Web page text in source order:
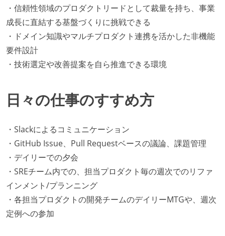
・信頼性領域のプロダクトリードとして裁量を持ち、事業
成長に直結する基盤づくりに挑戦できる
・ドメイン知識やマルチプロダクト連携を活かした非機能
要件設計
・技術選定や改善提案を自ら推進できる環境
日々の仕事のすすめ方
・Slackによるコミュニケーション
・GitHub Issue、Pull Requestベースの議論、課題管理
・デイリーでの夕会
・SREチーム内での、担当プロダクト毎の週次でのリファ
インメント/プランニング
・各担当プロダクトの開発チームのデイリーMTGや、週次
定例への参加